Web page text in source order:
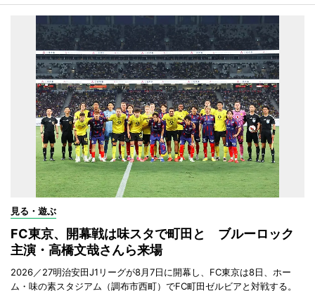
見る・遊ぶ
FC東京、開幕戦は味スタで町田と ブルーロック
主演・高橋文哉さんら来場
2026／27明治安田J1リーグが8月7日に開幕し、FC東京は8日、ホー
ム・味の素スタジアム（調布市西町）でFC町田ゼルビアと対戦する。